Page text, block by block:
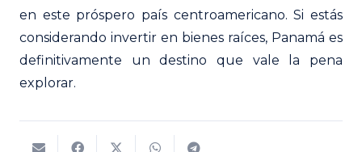
en este próspero país centroamericano. Si estás
considerando invertir en bienes raíces, Panamá es
definitivamente un destino que vale la pena
explorar.